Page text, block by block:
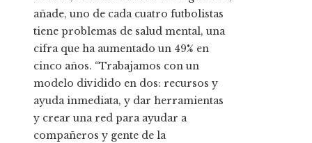
añade, uno de cada cuatro futbolistas
tiene problemas de salud mental, una
cifra que ha aumentado un 49% en
cinco años. “Trabajamos con un
modelo dividido en dos: recursos y
ayuda inmediata, y dar herramientas
y crear una red para ayudar a
compañeros y gente de la